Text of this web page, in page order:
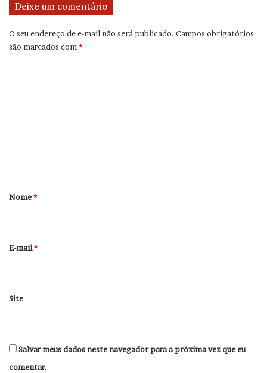
Deixe um comentário
O seu endereço de e-mail não será publicado. Campos obrigatórios
são marcados com*
r
*
Nome*
E-mail*
Site
Salvar meus dados neste navegador para a próxima vez que eu
comentar.